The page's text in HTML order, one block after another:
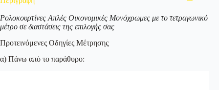
Ρολοκουρτίνες Απλές Οικονομικές Μονόχρωμες με το τετραγωνικό
μέτρο σε διαστάσεις της επιλογής σας
Προτεινόμενες Οδηγίες Μέτρησης
α) Πάνω από το παράθυρο: